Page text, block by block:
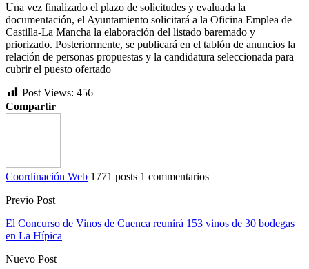
Una vez finalizado el plazo de solicitudes y evaluada la
documentación, el Ayuntamiento solicitará a la Oficina Emplea de
Castilla-La Mancha la elaboración del listado baremado y
priorizado. Posteriormente, se publicará en el tablón de anuncios la
relación de personas propuestas y la candidatura seleccionada para
cubrir el puesto ofertado
Post Views: 456
Compartir
Coordinación Web 1771 posts 1 commentarios
Previo Post
El Concurso de Vinos de Cuenca reunirá 153 vinos de 30 bodegas
en La Hípica
Nuevo Post